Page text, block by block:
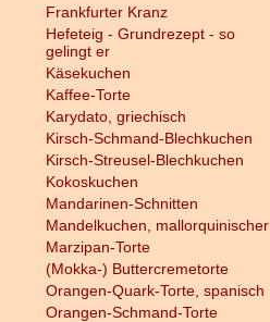
Frankfurter Kranz
Hefeteig - Grundrezept - so
gelingt er
Käsekuchen
Kaffee-Torte
Karydato, griechisch
Kirsch-Schmand-Blechkuchen
Kirsch-Streusel-Blechkuchen
Kokoskuchen
Mandarinen-Schnitten
Mandelkuchen, mallorquinischer
Marzipan-Torte
(Mokka-) Buttercremetorte
Orangen-Quark-Torte, spanisch
Orangen-Schmand-Torte